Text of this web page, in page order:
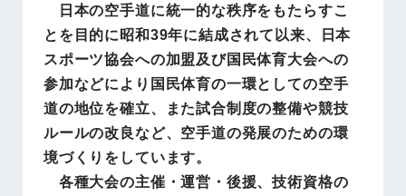
日本の空手道に統一的な秩序をもたらすこ
とを目的に昭和39年に結成されて以来、日本
スポーツ協会への加盟及び国民体育大会への
参加などにより国民体育の一環としての空手
道の地位を確立、また試合制度の整備や競技
ルールの改良など、空手道の発展のための環
境づくりをしています。
各種大会の主催・運営・後援、技術資格の